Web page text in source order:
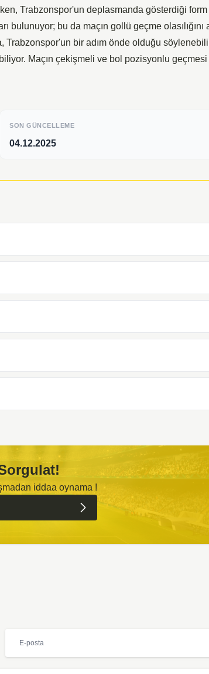
Trabzonspor'un deplasmanda gösterdiği
bu da maçın gollü geçme olasılığını
Trabzonspor'un bir adım önde olduğu
Maçın çekişmeli ve bol pozisyonlu geçmesi
SON GÜNCELLEME
04.12.2025
iddaa oynama !